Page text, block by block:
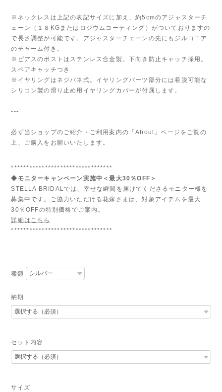
※ネックレスは上記の表記サイズに加え、約5cmのアジャスターチ
ェーン（１８KGまたはロジウムコーティング）がついておりますの
で長さ調整が可能です。アジャスターチェーンの先にもジルコニア
のチャーム付き。
※ピアスのポストはステンレス合金製。下向き防止キャッチ採用。
スペアキャッチつき
※イヤリングはネジバネ式。イヤリングパーツ部分には着脱可能な
シリコン製の滑り止め用イヤリングカバーが付属します。
---
必ず当ショップのご紹介・ご利用案内の「About」ページをご覧の
上、ご購入をお願いいたします。
*********************************
◆モニターキャンペーン実施中＜最大30％OFF＞
STELLA BRIDALでは、幸せな瞬間を届けてくださるモニター様を
募集中です。ご協力いただける花嫁さまは、対象アイテムを最大
30％OFFの特別価格でご案内。
詳細はこちら
*********************************
種類
納期
セット内容
サイズ